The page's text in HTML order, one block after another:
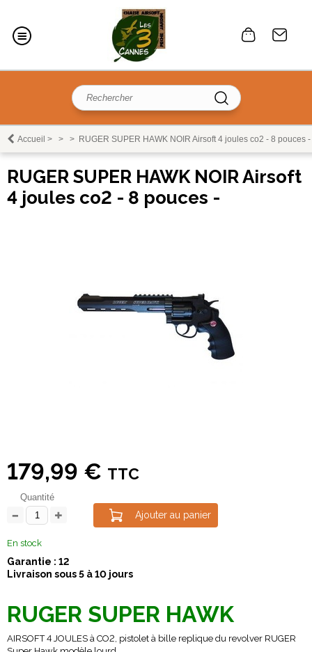
Accueil > > > RUGER SUPER HAWK NOIR Airsoft 4 joules co2 - 8 pouces -
RUGER SUPER HAWK NOIR Airsoft
4 joules co2 - 8 pouces -
179,99 € TTC
Quantité
Ajouter au panier
En stock
Garantie : 12
Livraison sous 5 à 10 jours
RUGER SUPER HAWK
AIRSOFT 4 JOULES à CO2, pistolet à bille replique du revolver RUGER